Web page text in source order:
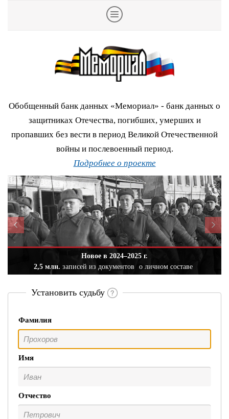
Обобщенный банк данных «Мемориал» - банк данных о
защитниках Отечества, погибших, умерших и
пропавших без вести в период Великой Отечественной
войны и послевоенный период.
Подробнее о проекте
Новое в 2024–2025 г.
2,5 млн. записей из документов о личном составе
Установить судьбу
Фамилия
Имя
Отчество